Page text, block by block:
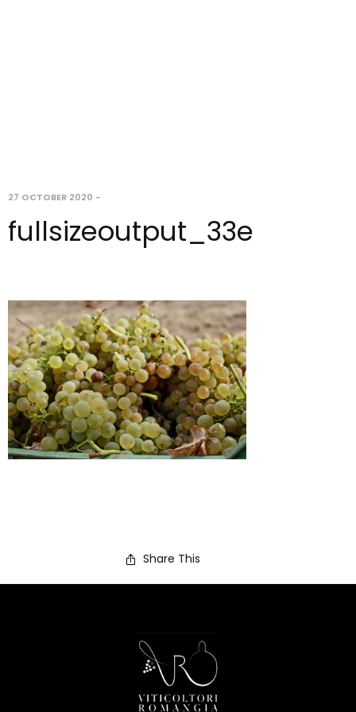
27 OCTOBER 2020 -
fullsizeoutput_33e
Share This